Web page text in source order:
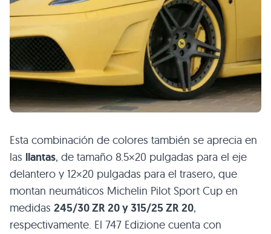
Esta combinación de colores también se aprecia en
las llantas, de tamaño 8.5×20 pulgadas para el eje
delantero y 12×20 pulgadas para el trasero, que
montan neumáticos Michelin Pilot Sport Cup en
medidas 245/30ZR 20y 315/25ZR 20,
respectivamente. El 747 Edizione cuenta con